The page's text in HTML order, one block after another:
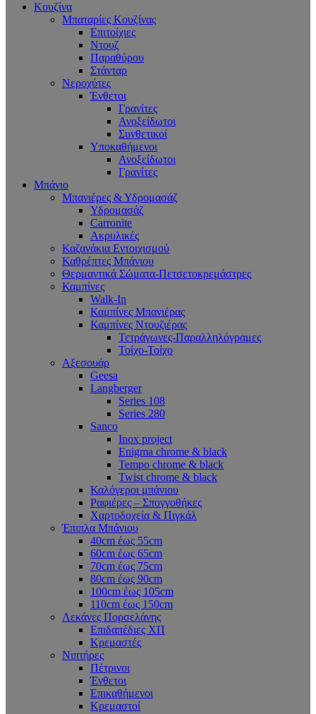
Κουζίνα
Μπαταρίες Κουζίνας
Επιτοίχιες
Ντουζ
Παραθύρου
Στάνταρ
Νεροχύτες
Ένθετοι
Γρανίτες
Ανοξείδωτοι
Συνθετικοί
Υποκαθήμενοι
Ανοξείδωτοι
Γρανίτες
Μπάνιο
Μπανιέρες & Υδρομασάζ
Υδρομασάζ
Carronite
Ακρυλικές
Καζανάκια Εντοιχισμού
Καθρέπτες Μπάνιου
Θερμαντικά Σώματα-Πετσετοκρεμάστρες
Καμπίνες
Walk-In
Καμπίνες Μπανιέρας
Καμπίνες Ντουζιέρας
Τετράγωνες-Παραλληλόγραμες
Τοίχο-Τοίχο
Αξεσουάρ
Geesa
Langberger
Series 108
Series 280
Sanco
Inox project
Enigma chrome & black
Tempo chrome & black
Twist chrome & black
Καλόγεροι μπάνιου
Ραφιέρες – Σπογγοθήκες
Χαρτοδοχεία & Πιγκάλ
Έπιπλα Μπάνιου
40cm έως 55cm
60cm έως 65cm
70cm έως 75cm
80cm έως 90cm
100cm έως 105cm
110cm έως 150cm
Λεκάνες Πορσελάνης
Επιδαπέδιες ΧΠ
Κρεμαστές
Νιπτήρες
Πέτρινοι
Ένθετοι
Επικαθήμενοι
Κρεμαστοί